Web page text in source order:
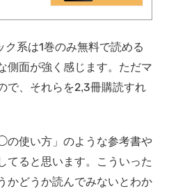
系は1巻のみ無料で読める
側面が強く感じます。ただマ
で、それらを2,3冊購読すれ
使い方」のような参考書や
てると思います。こういった
かどうか読んでみないとわか